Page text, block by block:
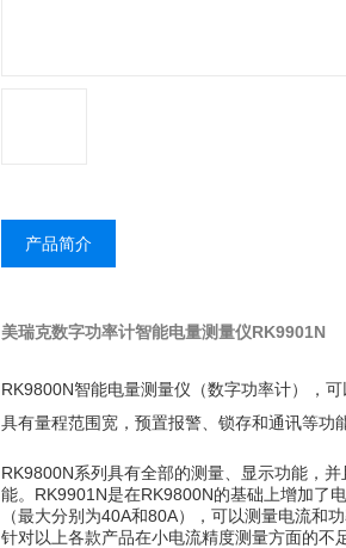
产品简介
美瑞克数字功率计智能电量测量仪RK9901N
RK9800N智能电量测量仪（数字功率计），
具有量程范围宽，预置报警、锁存和通讯等功能
RK9800N系列具有全部的测量、显示功能，
能。RK9901N是在RK9800N的基础上增加了
（最大分别为40A和80A），可以测量电流和功
针对以上各款产品在小电流精度测量方面的